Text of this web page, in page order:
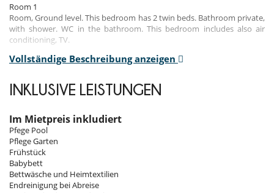
Room 1
Room, Ground level. This bedroom has 2 twin beds. Bathroom private,
with shower. WC in the bathroom. This bedroom includes also air
conditioning, TV.
Room 2
Bathroom private, with shower. WC in the bathroom. This bedroom
includes also air conditioning, TV.
Room 3
Room, 1st floor. This bedroom has 1 double bed 160 cm. Bathroom
private, with 2 washbasins, shower. WC in the bathroom. This
bedroom includes also air conditioning, living area, TV.
Indoors
Vollständige Beschreibung anzeigen
INKLUSIVE LEISTUNGEN
Im Mietpreis inkludiert
Pfege Pool
Pflege Garten
Frühstück
Babybett
Bettwäsche und Heimtextilien
Endreinigung bei Abreise